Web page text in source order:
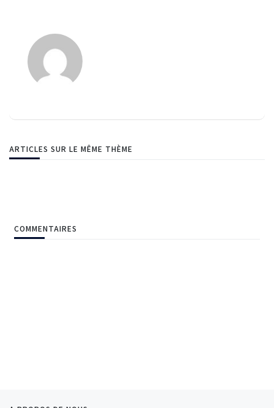
ARTICLES SUR LE MÊME THÈME
COMMENTAIRES